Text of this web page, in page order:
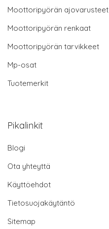
Moottoripyörän ajovarusteet
Moottoripyörän renkaat
Moottoripyörän tarvikkeet
Mp-osat
Tuotemerkit
Pikalinkit
Blogi
Ota yhteyttä
Käyttöehdot
Tietosuojakäytäntö
Sitemap